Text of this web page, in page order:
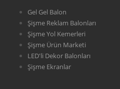
Gel Gel Balon
Şişme Reklam Balonları
Şişme Yol Kemerleri
Şişme Ürün Marketi
LED'li Dekor Balonları
Şişme Ekranlar